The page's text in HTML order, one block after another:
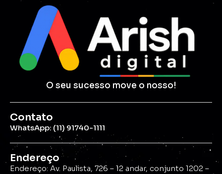
O seu sucesso move o nosso!
Contato
WhatsApp: (11) 91740-1111
Endereço
Endereço: Av. Paulista, 726 – 12 andar, conjunto 1202 –